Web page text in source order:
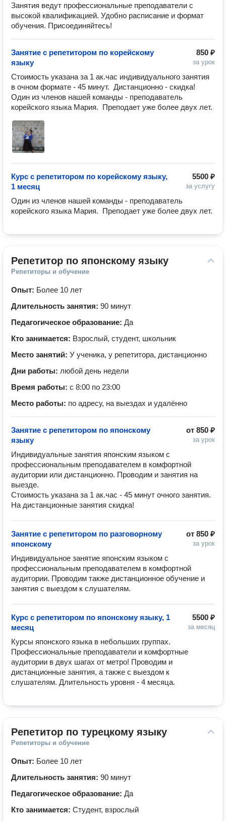
Занятия ведут профессиональные преподаватели с
высокой квалификацией. Удобно расписание и формат
обучения. Присоединяйтесь!
850 ₽
за урок
Занятие с репетитором по корейскому
языку
Стоимость указана за 1 ак.час индивидуального занятия
в очном формате - 45 минут.  Дистанционно - скидка!
Один из членов нашей команды - преподаватель
корейского языка Мария.  Преподает уже более двух лет.
5500 ₽
за услугу
Курс с репетитором по корейскому языку,
1 месяц
Один из членов нашей команды - преподаватель
корейского языка Мария.  Преподает уже более двух лет.
Репетитор по японскому языку
Репетиторы и обучение
Опыт: Более 10 лет
Длительность занятия: 90 минут
Педагогическое образование: Да
Кто занимается: Взрослый, студент, школьник
Место занятий: У ученика, у репетитора, дистанционно
Дни работы: любой день недели
Время работы: с 8:00 по 23:00
Место работы: по адресу, на выездах и удалённо
от 850 ₽
за урок
Занятие с репетитором по японскому
языку
Индивидуальные занятия японским языком с
профессиональным преподавателем в комфортной
аудитории или дистанционно. Проводим и занятия на
выезде.
Стоимость указана за 1 ак.час - 45 минут очного занятия.
На дистанционные занятия скидка!
от 850 ₽
за урок
Занятие с репетитором по разговорному
японскому
Индивидуальное занятие японским языком с
профессиональным преподавателем в комфортной
аудитории. Проводим также дистанционное обучение и
занятия с выездом к слушателям.
5500 ₽
за месяц
Курс с репетитором по японскому языку, 1
месяц
Курсы японского языка в небольших группах.
Профессиональные преподаватели и комфортные
аудитории в двух шагах от метро! Проводим и
дистанционные занятия, а также с выездом к
слушателям. Длительность уровня - 4 месяца.
Репетитор по турецкому языку
Репетиторы и обучение
Опыт: Более 10 лет
Длительность занятия: 90 минут
Педагогическое образование: Да
Кто занимается: Студент, взрослый